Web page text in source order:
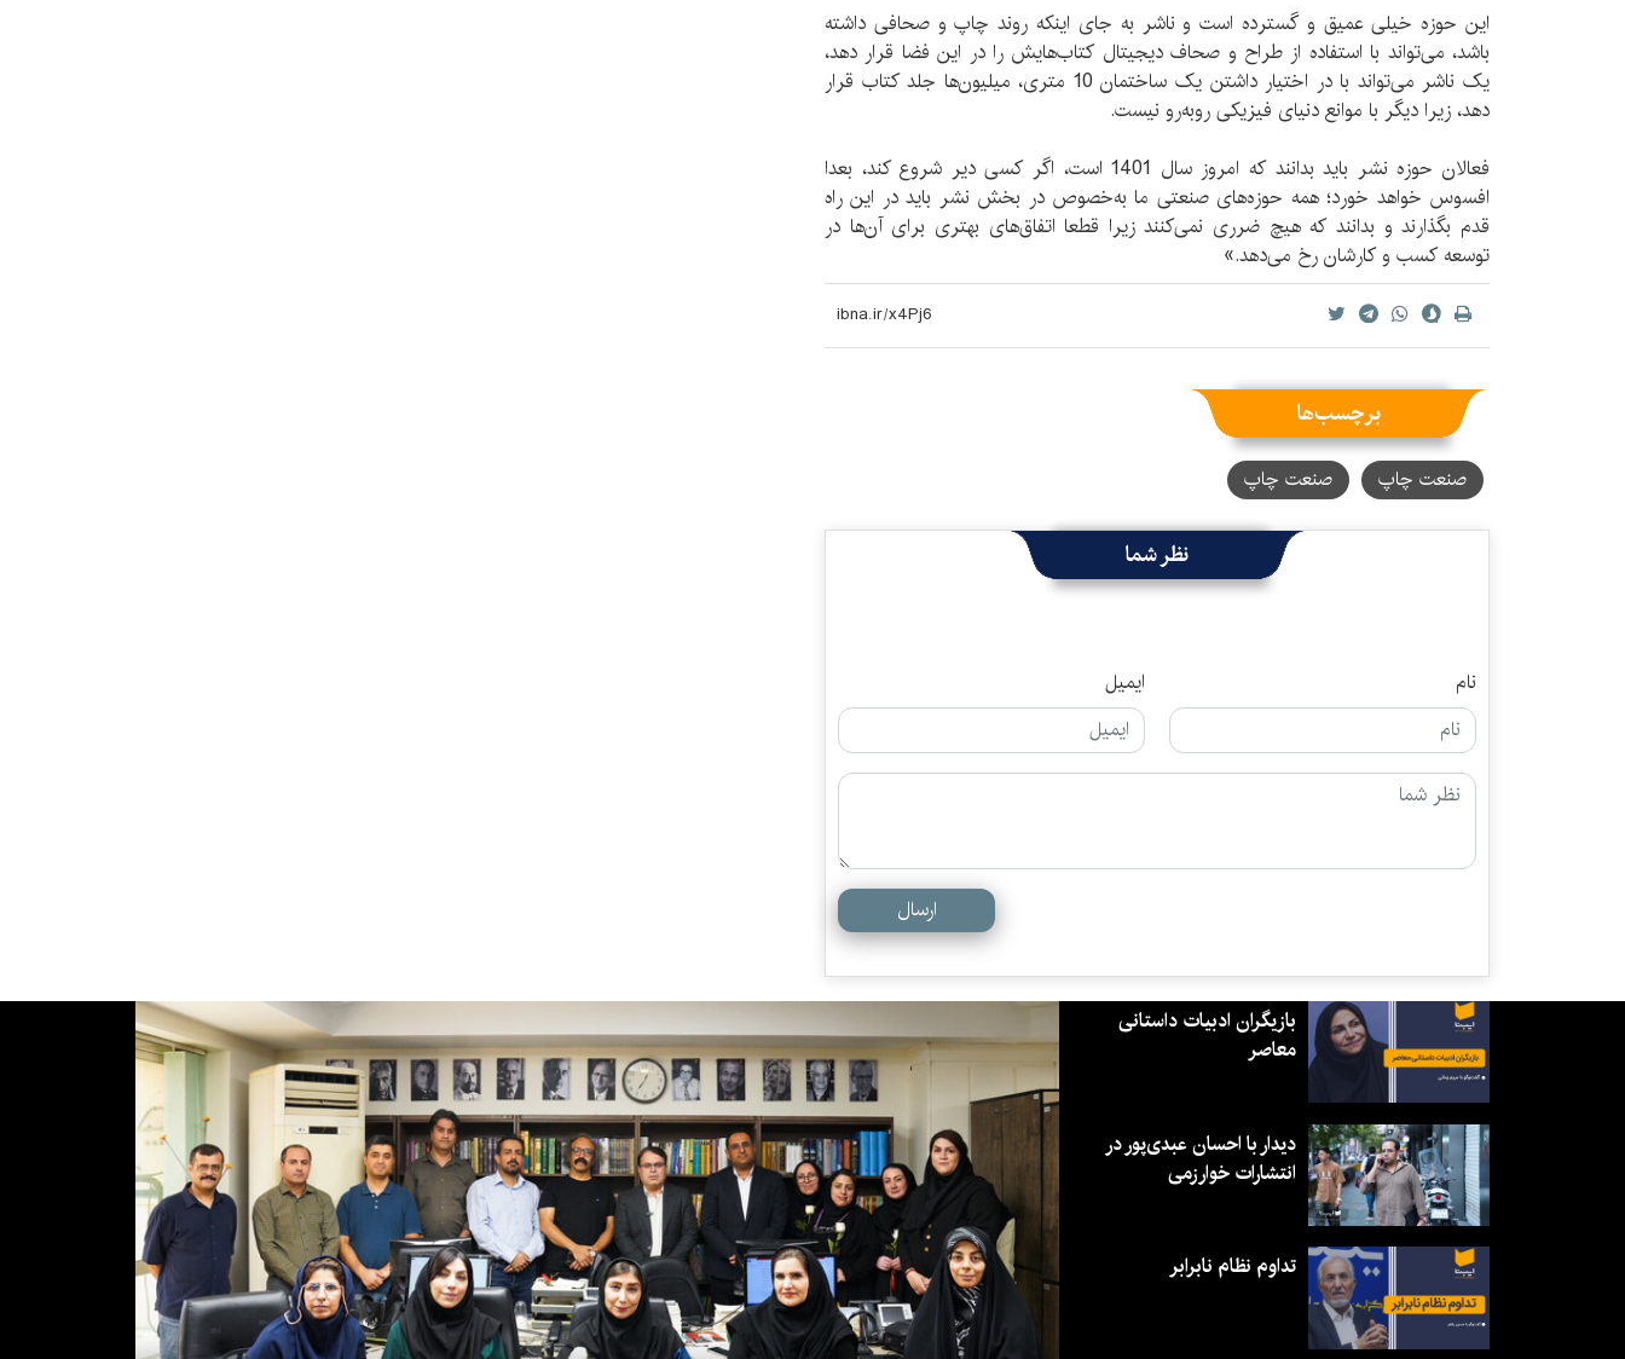
این حوزه خیلی عمیق و گسترده است و ناشر به جای اینکه روند چاپ و صحافی داشته
باشد، می‌تواند با استفاده از طراح و صحاف دیجیتال کتاب‌هایش را در این فضا قرار دهد،
یک ناشر می‌تواند با در اختیار داشتن یک ساختمان 10 متری، میلیون‌ها جلد کتاب قرار
دهد، زیرا دیگر با موانع دنیای فیزیکی روبه‌رو نیست.
فعالان حوزه نشر باید بدانند که امروز سال 1401 است، اگر کسی دیر شروع کند، بعدا
افسوس خواهد خورد؛ همه حوزه‌های صنعتی ما به‌خصوص در بخش نشر باید در این راه
قدم بگذارند و بدانند که هیچ ضرری نمی‌کنند زیرا قطعا اتفاق‌های بهتری برای آن‌ها در
توسعه کسب و کارشان رخ می‌دهد.»
برچسب‌ها
صنعت چاپ صنعت چاپ
نظر شما
نام ایمیل
ارسال
بازیگران ادبیات داستانی
معاصر
دیدار با احسان عبدی‌پور در
انتشارات خوارزمی
تداوم نظام نابرابر